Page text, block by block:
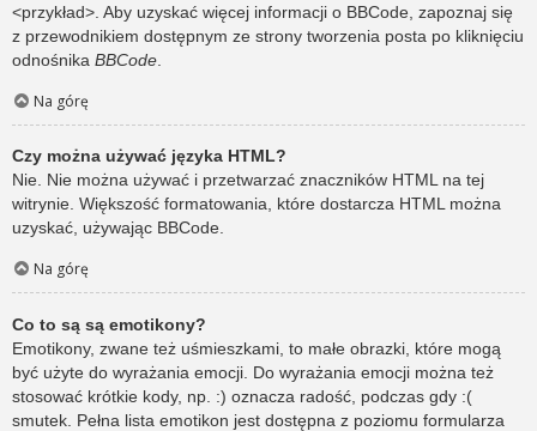
<przykład>. Aby uzyskać więcej informacji o BBCode, zapoznaj się
z przewodnikiem dostępnym ze strony tworzenia posta po kliknięciu
odnośnika BBCode
Na górę
Czy można używać języka HTML?
Nie. Nie można używać i przetwarzać znaczników HTML na tej
witrynie. Większość formatowania, które dostarcza HTML można
uzyskać, używając BBCode.
Na górę
Co to są są emotikony?
Emotikony, zwane też uśmieszkami, to małe obrazki, które mogą
być użyte do wyrażania emocji. Do wyrażania emocji można też
stosować krótkie kody, np. :) oznacza radość, podczas gdy :(
smutek. Pełna lista emotikon jest dostępna z poziomu formularza